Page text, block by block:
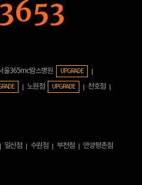
울365mc람스병원 UPGRADE
노원점 UPGRADE
천호점
일산점 수원점 부천점 안양평촌점